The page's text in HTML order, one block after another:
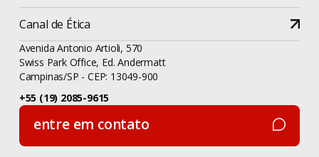
Canal de Ética
Avenida Antonio Artioli, 570
Swiss Park Office, Ed. Andermatt
Campinas/SP - CEP: 13049-900
+55 (19) 2085-9615
entre em contato
entre em contato